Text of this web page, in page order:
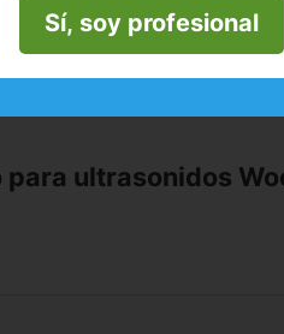
para ultrasonidos